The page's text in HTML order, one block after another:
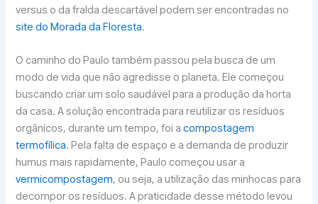
versus o da fralda descartável podem ser encontradas no
site do Morada da Floresta.
O caminho do Paulo também passou pela busca de um
modo de vida que não agredisse o planeta. Ele começou
buscando criar um solo saudável para a produção da horta
da casa. A solução encontrada para reutilizar os resíduos
orgânicos, durante um tempo, foi acompostagem
termofílica. Pela falta de espaço e a demanda de produzir
humus mais rapidamente, Paulo começou usar a
vermicompostagem, ou seja, a utilização das minhocas para
decompor os resíduos. A praticidade desse método levou